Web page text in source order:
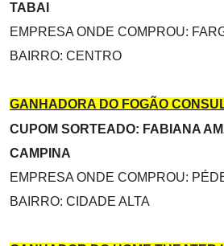
TABAI
EMPRESA ONDE COMPROU:
BAIRRO: CENTRO
GANHADORA DO FOGÃO
CUPOM SORTEADO: FABIANA
CAMPINA
EMPRESA ONDE COMPROU:
BAIRRO: CIDADE ALTA